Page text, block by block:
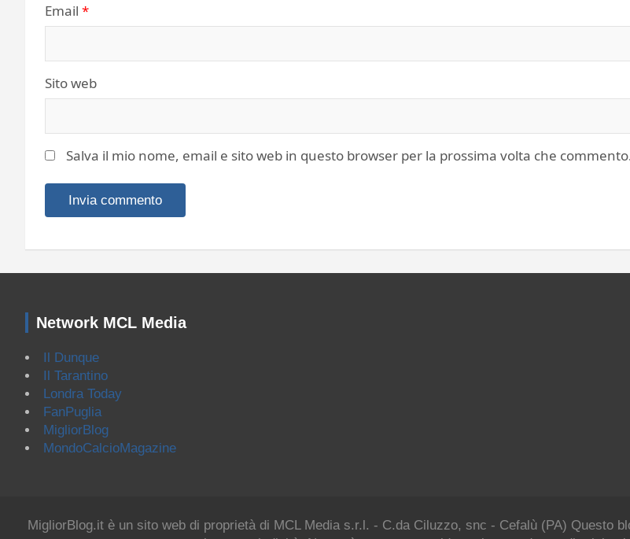
Email *
Sito web
Salva il mio nome, email e sito web in questo browser per la prossima volta che
Network MCL Media
Il Dunque
Il Tarantino
Londra Today
FanPuglia
MigliorBlog
MondoCalcioMagazine
MigliorBlog.it è un sito web di proprietà di MCL Media s.r.l. - C.da Ciluzzo, snc - Cefalù (PA) Questo